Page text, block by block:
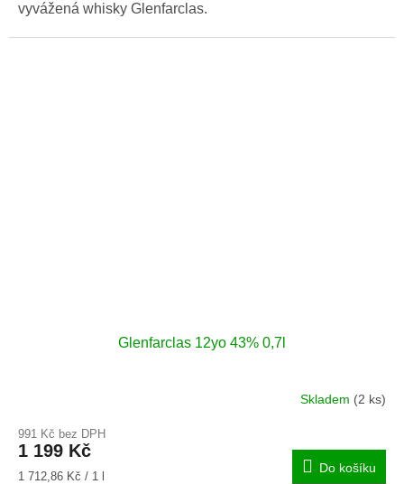
vyvážená whisky Glenfarclas.
Glenfarclas 12yo 43% 0,7l
Skladem (2 ks)
991 Kč bez DPH
1 199 Kč
Měrná
1 712,86 Kč / 1 l
Do košíku